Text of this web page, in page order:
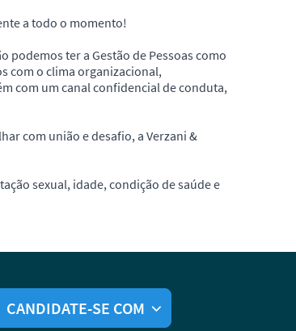
a todo o momento!
ter a Gestão de Pessoas como
com o clima organizacional,
com um canal confidencial de conduta,
com união e desafio, a Verzani &
sexual, idade, condição de saúde e
CANDIDATE-SE COM